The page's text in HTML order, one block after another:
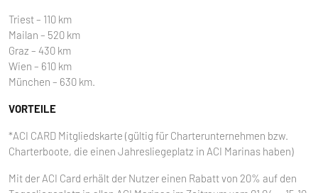
Triest – 110 km
Mailan – 520 km
Graz – 430 km
Wien – 610 km
München – 630 km.
VORTEILE
*ACI CARD Mitgliedskarte (gültig für Charterunternehmen bzw.
Charterboote, die einen Jahresliegeplatz in ACI Marinas haben)
Mit der ACI Card erhält der Nutzer einen Rabatt von 20% auf den